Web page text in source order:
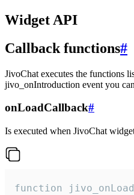
Widget API
Callback functions#
JivoChat executes the functions
jivo_onIntroduction event you
onLoadCallback#
Is executed when JivoChat
function